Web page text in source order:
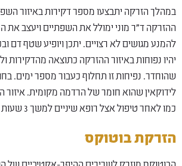
במהלך הזרקה יתבצעו מספר דקירות באיזור
ההזרקה ד"ר מוני ימולל את השפתיים ויעצב את
להמנע מגושים לא רצויים. יתכן ויופיע שטף דם
יהיו נפוחות באיזור ההזרקה כתוצאה מהדקירות
שהוחדר. נפיחות זו תחלוף כעבור מספר ימים.
לידוקאין שהוא חומר של הרדמה מקומית. איזור
כמו לאחר טיפול אצל רופא שיניים למשך 3 שעות לערך.
הזרקת בוטוקס